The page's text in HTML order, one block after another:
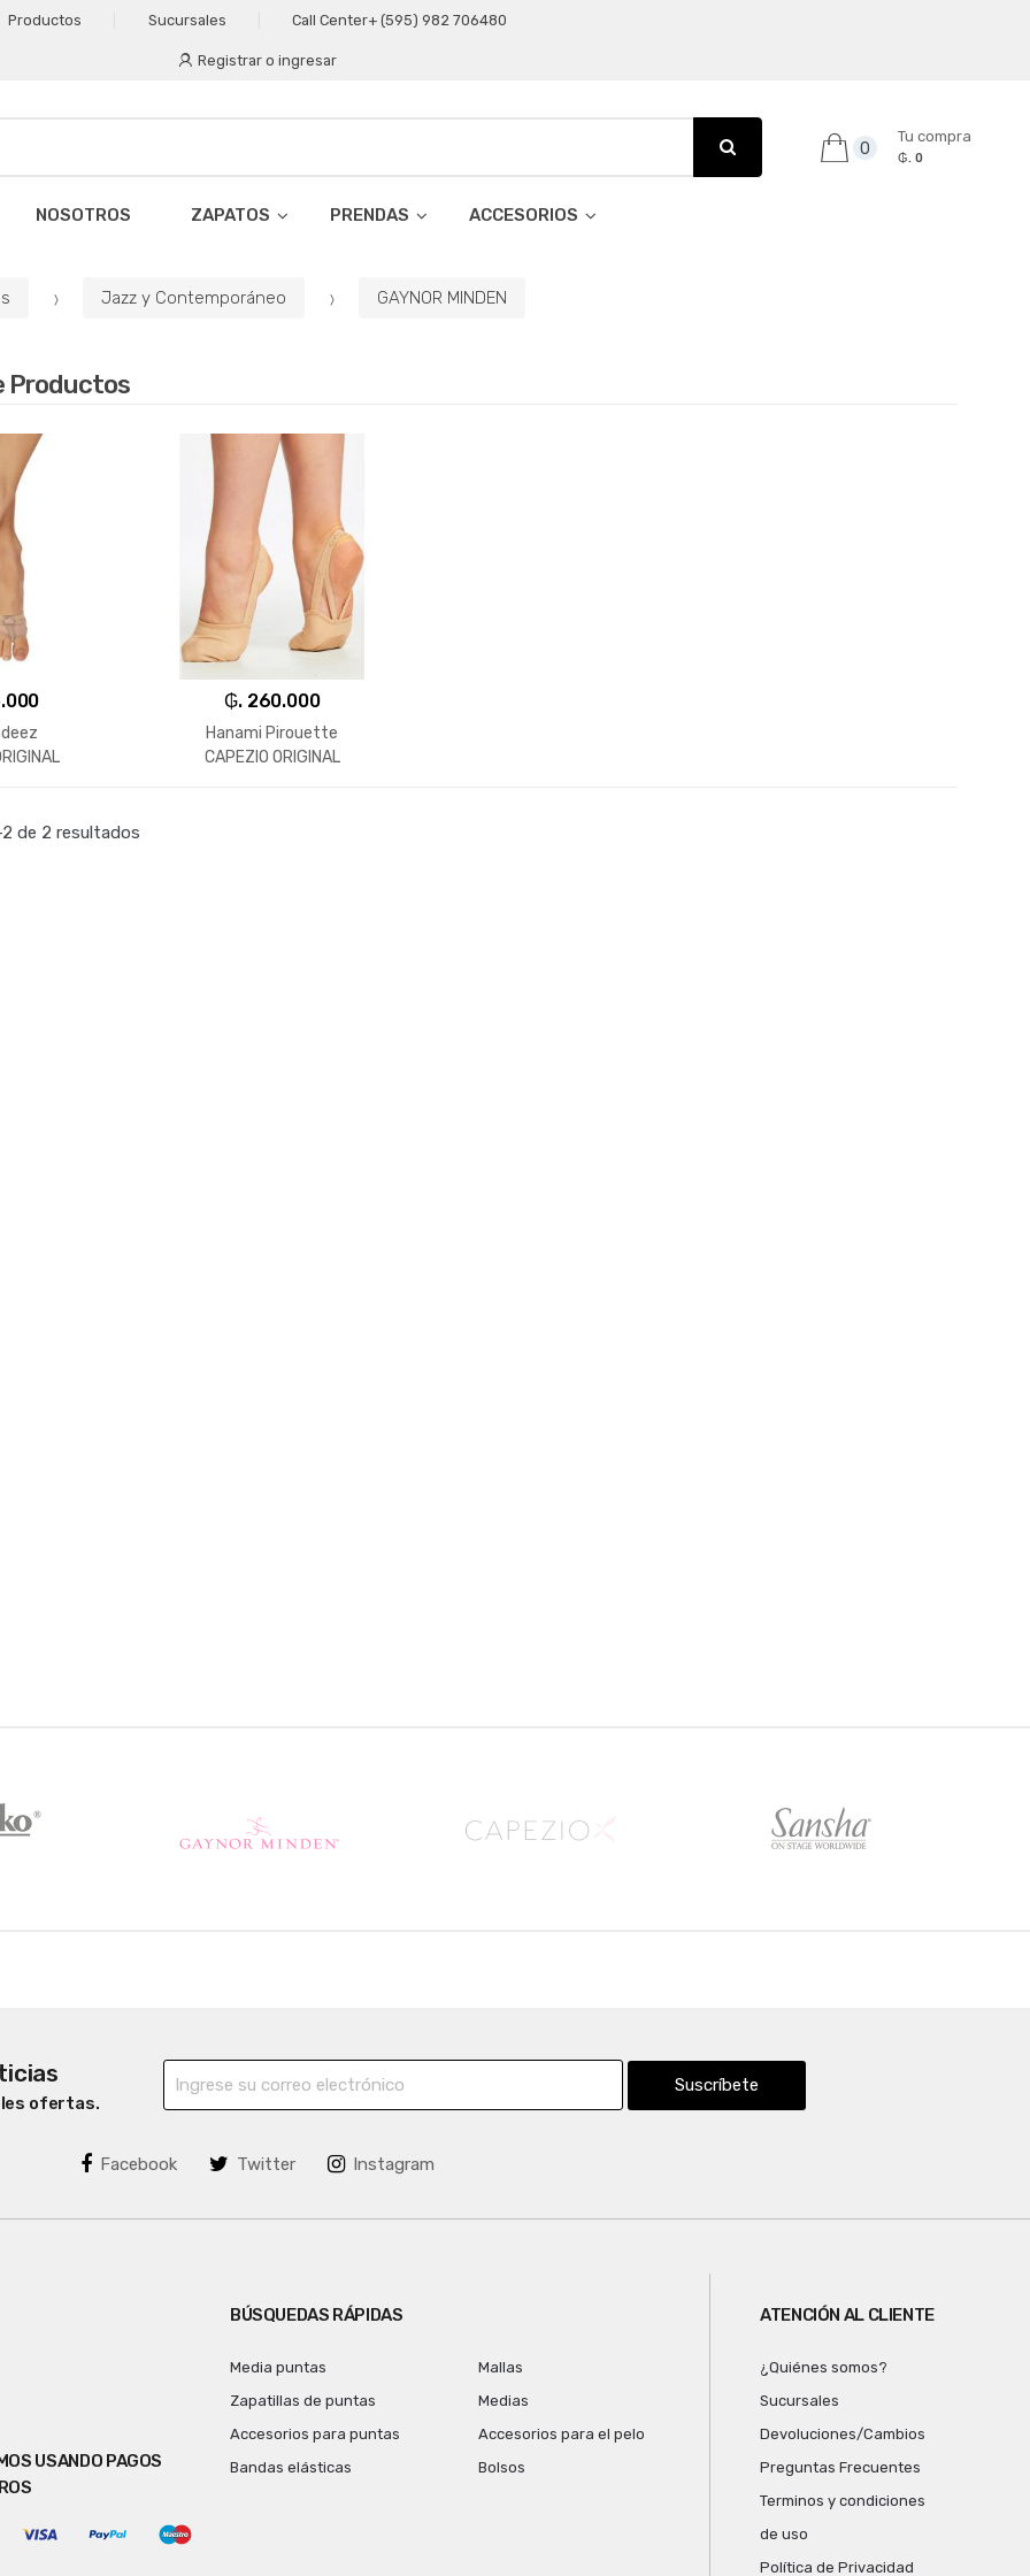
Productos Sucursales Call Center+ (595) 982 706480
Registrar o ingresar
0
Tu compra
₲. 0
NOSOTROS ZAPATOS PRENDAS ACCESORIOS
Jazz y Contemporáneo GAYNOR MINDEN
Productos
₲. 260.000
Hanami Pirouette
CAPEZIO ORIGINAL
de 2 resultados
ofertas.
Suscríbete
Facebook Twitter Instagram
USANDO PAGOS
BÚSQUEDAS RÁPIDAS
Media puntas
Zapatillas de puntas
Accesorios para puntas
Bandas elásticas
Mallas
Medias
Accesorios para el pelo
Bolsos
ATENCIÓN AL CLIENTE
¿Quiénes somos?
Sucursales
Devoluciones/Cambios
Preguntas Frecuentes
Terminos y condiciones
de uso
Política de Privacidad